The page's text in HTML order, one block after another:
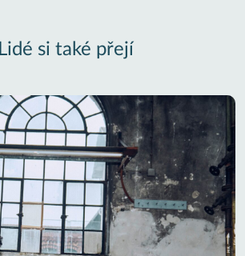
Lidé si také přejí